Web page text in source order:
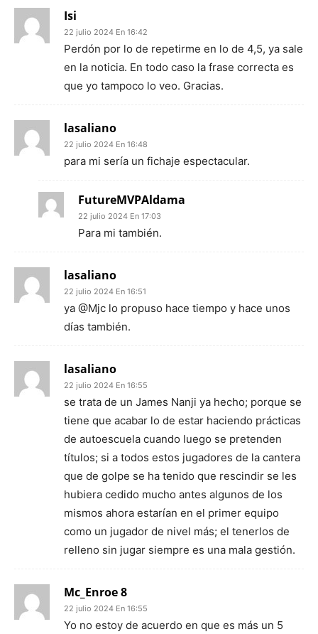
Isi
22 julio 2024 En 16:42
Perdón por lo de repetirme en lo de 4,5, ya sale
en la noticia. En todo caso la frase correcta es
que yo tampoco lo veo. Gracias.
lasaliano
22 julio 2024 En 16:48
para mi sería un fichaje espectacular.
FutureMVPAldama
22 julio 2024 En 17:03
Para mi también.
lasaliano
22 julio 2024 En 16:51
ya @Mjc lo propuso hace tiempo y hace unos
días también.
lasaliano
22 julio 2024 En 16:55
se trata de un James Nanji ya hecho; porque se
tiene que acabar lo de estar haciendo prácticas
de autoescuela cuando luego se pretenden
títulos; si a todos estos jugadores de la cantera
que de golpe se ha tenido que rescindir se les
hubiera cedido mucho antes algunos de los
mismos ahora estarían en el primer equipo
como un jugador de nivel más; el tenerlos de
relleno sin jugar siempre es una mala gestión.
Mc_Enroe 8
22 julio 2024 En 16:55
Yo no estoy de acuerdo en que es más un 5